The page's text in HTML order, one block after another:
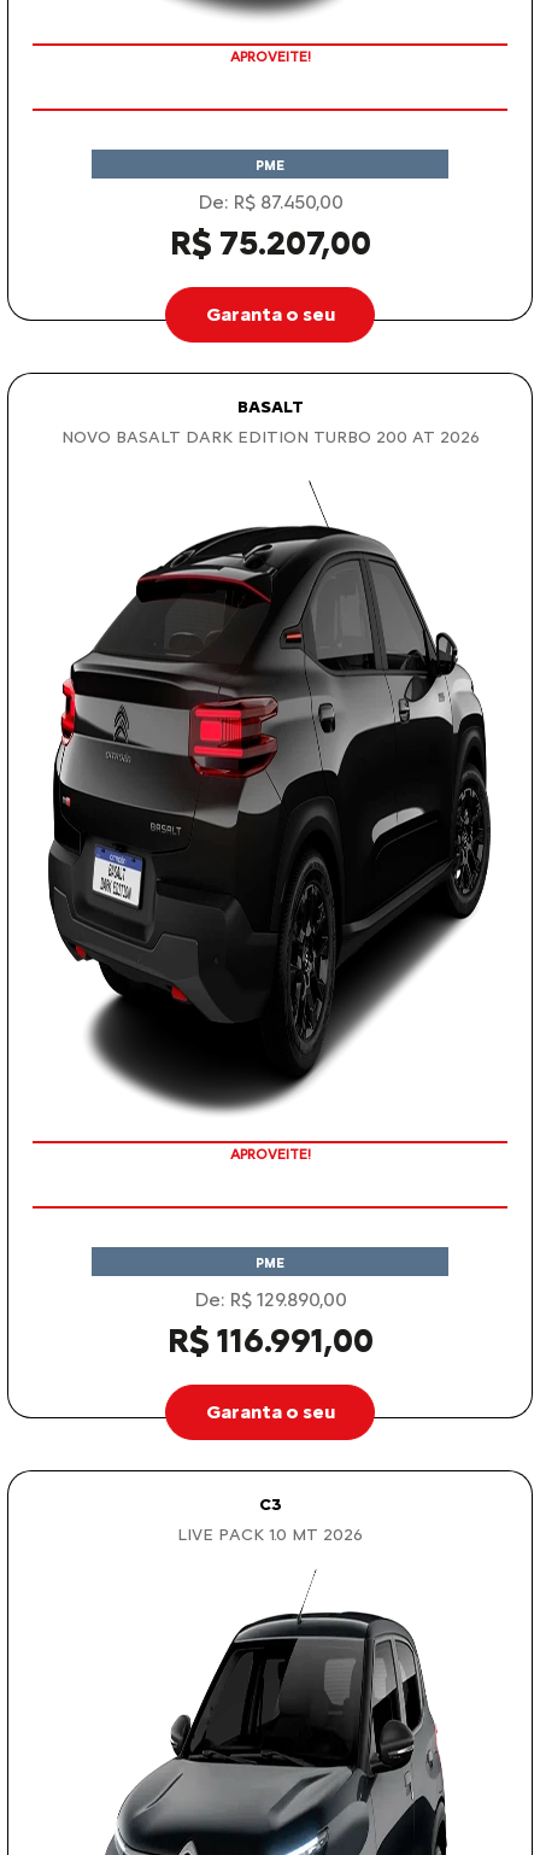
APROVEITE!
PME
De: R$ 87.450,00
R$ 75.207,00
Garanta o seu
BASALT
NOVO BASALT DARK EDITION TURBO 200 AT 2026
APROVEITE!
PME
De: R$ 129.890,00
R$ 116.991,00
Garanta o seu
C3
LIVE PACK 1.0 MT 2026